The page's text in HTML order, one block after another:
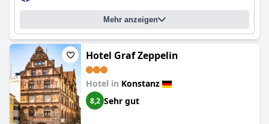
"erstaunlich" und "extrem bequem" beschrieben. Das Hotel ist
auch eine gute Wahl für Geschäftsreisende, die einen
komfortablen Aufenthalt in Konstanz mit fantastischen
Annehmlichkeiten und einer großartigen Lage suchen.
Insgesamt ist das
Hotel 47°eine empfehlenswerte Option für
diejenigen, die einen komfortablen, modernen und sauberen
Aufenthalt zu einem vernünftigen Preis suchen.
Mehr anzeigen
Hotel Graf Zeppelin
Hotel in Konstanz
8,2 Sehr gut